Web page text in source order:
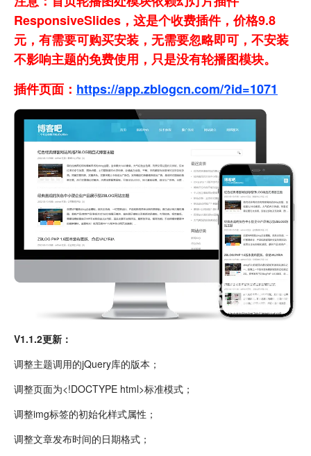
ResponsiveSlides，这是个收费插件，价格9.8
元，有需要可购买安装，无需要忽略即可，不安装
不影响主题的免费使用，只是没有轮播图模块。
插件页面： https://app.zblogcn.com/?id=1071
V1.1.2更新：
调整主题调用的jQuery库的版本；
调整页面为<!DOCTYPE html>标准模式；
调整img标签的初始化样式属性；
调整文章发布时间的日期格式；